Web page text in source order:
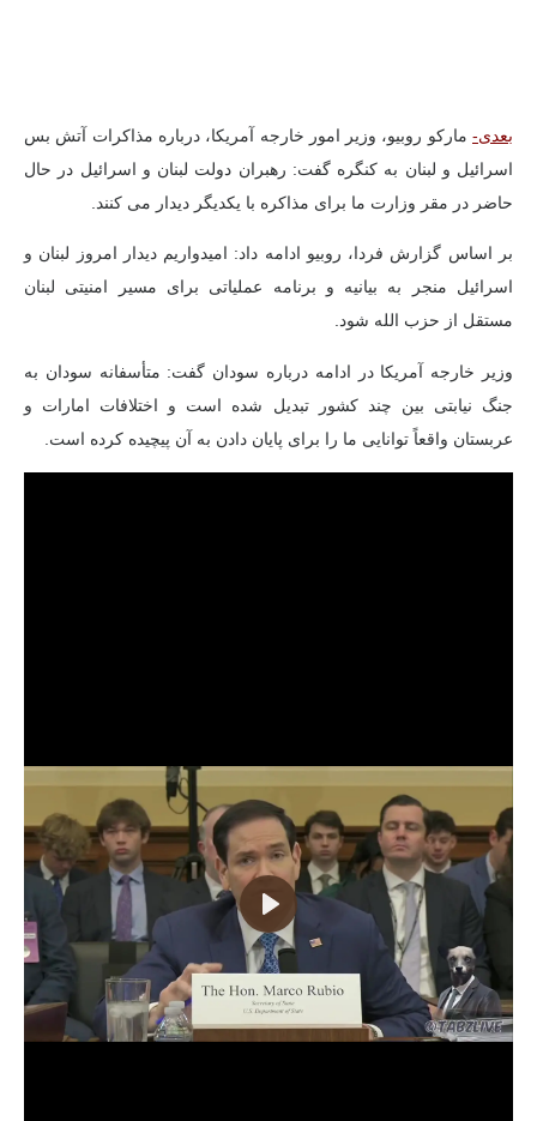
بعدی- مارکو روبیو، وزیر امور خارجه آمریکا، درباره مذاکرات آتش بس
اسرائیل و لبنان به کنگره گفت: رهبران دولت لبنان و اسرائیل در حال
حاضر در مقر وزارت ما برای مذاکره با یکدیگر دیدار می کنند.
بر اساس گزارش فردا، روبیو ادامه داد: امیدواریم دیدار امروز لبنان و
اسرائیل منجر به بیانیه و برنامه عملیاتی برای مسیر امنیتی لبنان
مستقل از حزب الله شود.
وزیر خارجه آمریکا در ادامه درباره سودان گفت: متأسفانه سودان به
جنگ نیابتی بین چند کشور تبدیل شده است و اختلافات امارات و
عربستان واقعاً توانایی ما را برای پایان دادن به آن پیچیده کرده است.